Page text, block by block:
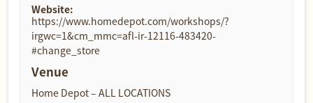
Website:
https://www.homedepot.com/workshops/?
irgwc=1&cm_mmc=afl-ir-12116-483420-
#change_store
Venue
Home Depot – ALL LOCATIONS